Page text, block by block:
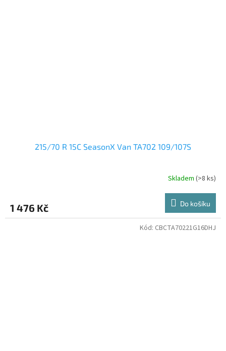
215/70 R 15C SeasonX Van TA702 109/107S
Skladem (>8 ks)
1 476 Kč Do košíku
Kód: CBCTA70221G16DHJ